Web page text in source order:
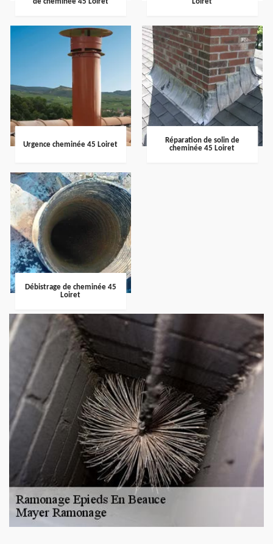
Urgence cheminée 45 Loiret
Réparation de solin de
cheminée 45 Loiret
Débistrage de cheminée 45
Loiret